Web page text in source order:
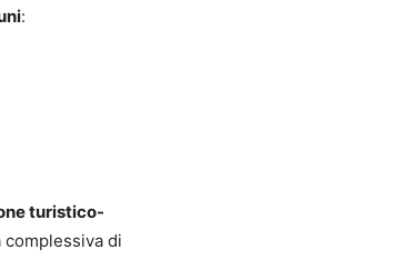
:
turistico-
di